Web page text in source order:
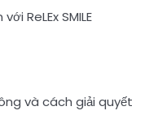
ReLEx SMILE
và cách giải quyết